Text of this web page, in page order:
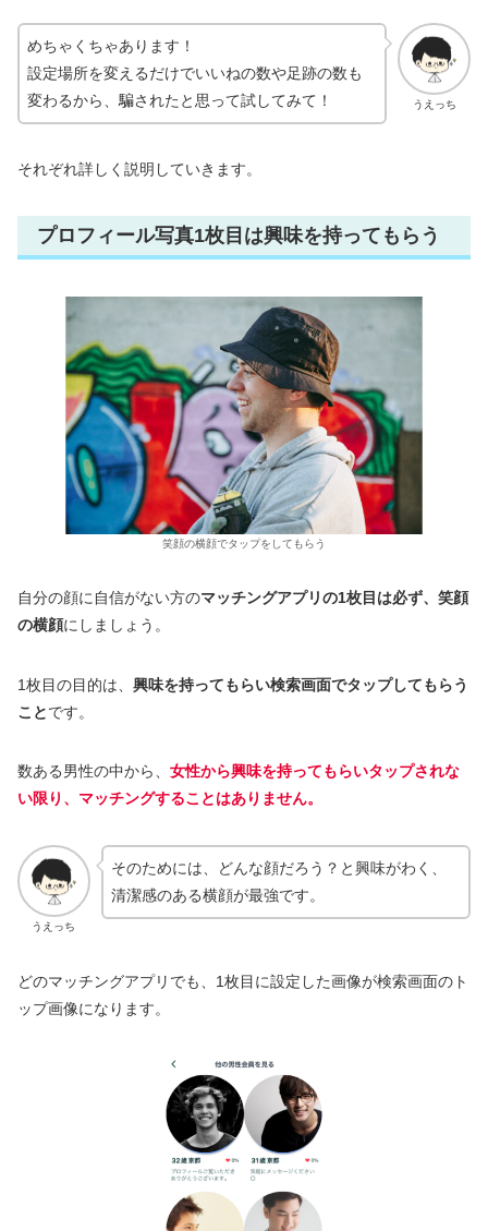
うえっち
めちゃくちゃあります！
設定場所を変えるだけでいいねの数や足跡の数も
変わるから、騙されたと思って試してみて！
それぞれ詳しく説明していきます。
プロフィール写真1枚目は興味を持ってもらう
笑顔の横顔でタップをしてもらう
自分の顔に自信がない方のマッチングアプリの1枚目は必ず、笑顔
の横顔にしましょう。
1枚目の目的は、 興味を持ってもらい検索画面でタップしてもらう
ことです。
数ある男性の中から、 女性から興味を持ってもらいタップされな
い限り、マッチングすることはありません。
うえっち
そのためには、どんな顔だろう？と興味がわく、
清潔感のある横顔が最強です。
どのマッチングアプリでも、1枚目に設定した画像が検索画面のト
ップ画像になります。